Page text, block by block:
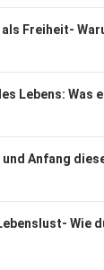
Spiri-Folge.
— und
und Anfang